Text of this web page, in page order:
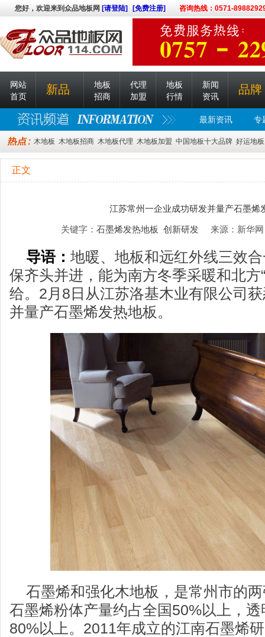
您好，欢迎来到众品地板网 [请登陆] [免费注册] 咨询热线：0571-
网站
首页
新品
地板
招商
代理
加盟
地板
行情
新闻
资讯
品牌
最新资讯 专
木地板 木地板招商 木地板代理 木地板加盟 中国地板十大品牌 好运地板
正文
江苏常州一企业成功研发并量产石墨烯
关键字： 石墨烯发热地板 创新研发来源：新华网
导语： 地暖、地板和远红外线三效
保齐头并进，能为南方冬季采暖和北方
给。2月8日从江苏洛基木业有限公司
并量产石墨烯发热地板。
石墨烯和强化木地板，是常州市的
石墨烯粉体产量约占全国50%以上，
80%以上。2011年成立的江南石墨烯